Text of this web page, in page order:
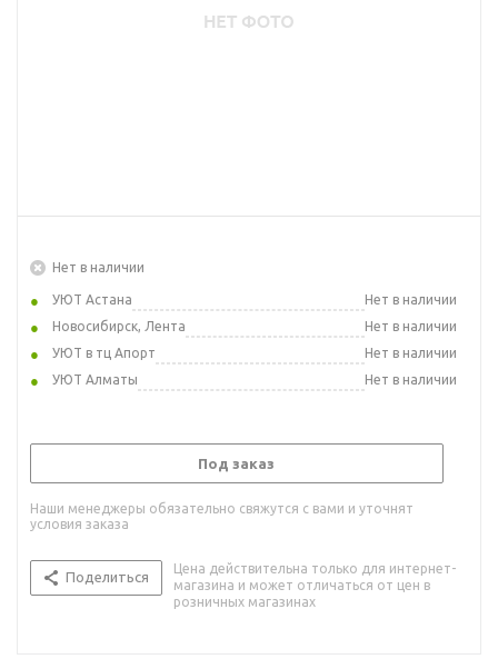
Нет в наличии
УЮТ Астана
Нет в наличии
Новосибирск, Лента
Нет в наличии
УЮТ в тц Апорт
Нет в наличии
УЮТ Алматы
Нет в наличии
Под заказ
Наши менеджеры обязательно свяжутся с вами и уточнят
условия заказа
Поделиться
Цена действительна только для интернет-
магазина и может отличаться от цен в
розничных магазинах